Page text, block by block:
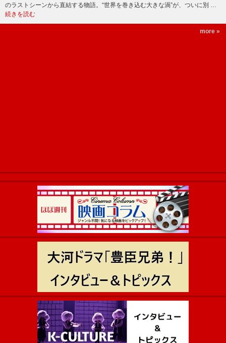
のラストシーンから直結する物語。“世界を巻き込む大きな渦”が、ついに別 …
続きを読む
more »